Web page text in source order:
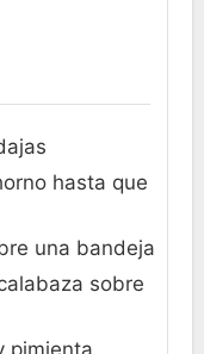
hasta que
una bandeja
sobre
pimienta